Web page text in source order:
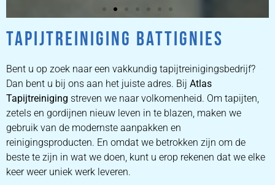
ZETEL
REINIGEN
ZETEL REINIGEN DOOR
PROFESSIONALS
PRIJZEN
TAPIJTREINIGING BATTIGNIES
Bent u op zoek naar een vakkundig tapijtreinigingsbedrijf?
Dan bent u bij ons aan het juiste adres. Bij Atlas
Tapijtreiniging streven we naar volkomenheid. Om tapijten,
zetels en gordijnen nieuw leven in te blazen, maken we
gebruik van de modernste aanpakken en
reinigingsproducten. En omdat we betrokken zijn om de
beste te zijn in wat we doen, kunt u erop rekenen dat we elke
keer weer uniek werk leveren.